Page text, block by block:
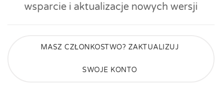
wsparcie i aktualizacje nowych wersji
MASZ CZŁONKOSTWO? ZAKTUALIZUJ
SWOJE KONTO